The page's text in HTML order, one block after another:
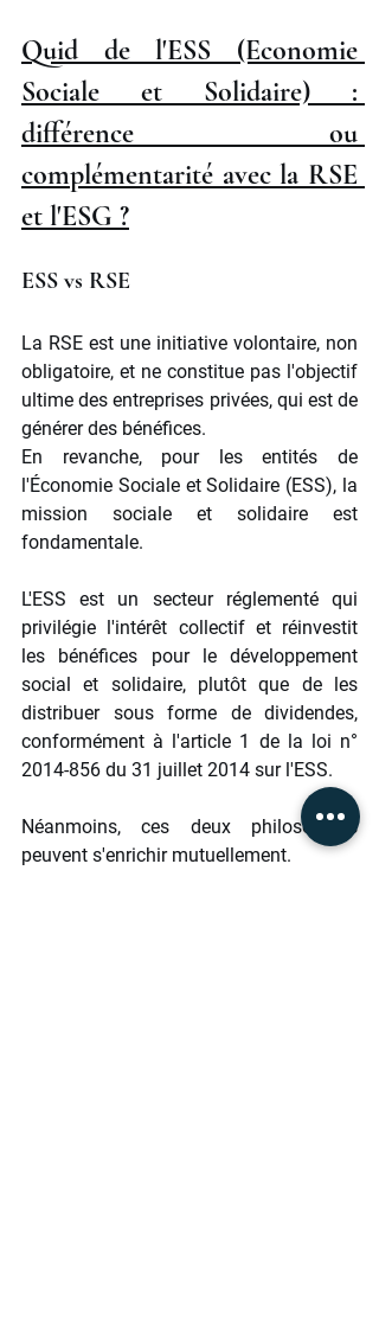
Quid de l'ESS (Economie
Sociale et Solidaire) :
différence ou
complémentarité avec la RSE
et l'ESG ?
ESS vs RSE
La RSE est une initiative volontaire, non
obligatoire, et ne constitue pas l'objectif
ultime des entreprises privées, qui est de
générer des bénéfices.
En revanche, pour les entités de
l'Économie Sociale et Solidaire (ESS), la
mission sociale et solidaire est
fondamentale.
L'ESS est un secteur réglementé qui
privilégie l'intérêt collectif et réinvestit
les bénéfices pour le développement
social et solidaire, plutôt que de les
distribuer sous forme de dividendes,
conformément à l'article 1 de la loi n°
2014-856 du 31 juillet 2014 sur l'ESS.
Néanmoins, ces deux philosophies
peuvent s'enrichir mutuellement.